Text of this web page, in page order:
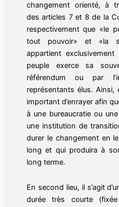
changement orienté, à
des articles 7 et 8 de la
respectivement que «le
tout pouvoir» et «la
appartient
peuple exerce sa
référendum ou par
représentants élus. Ainsi,
important d’enrayer afin
à une bureaucratie ou
une institution de
durer le changement en
long et qui produira à
long terme.
En second lieu, il s’agit
durée très courte